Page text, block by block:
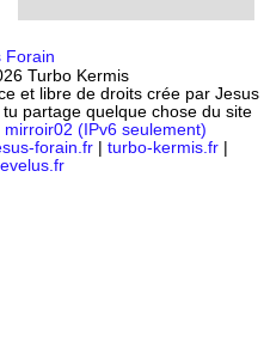
Turbo Kermis
et libre de droits crée par Jesus
partage quelque chose du site
mirroir02 (IPv6 seulement)
forain.fr| turbo-kermis.fr|